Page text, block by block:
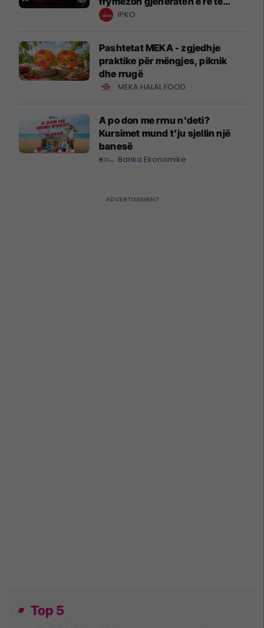
krijuesve
IPKO
Pashtetat MEKA - zgjedhje
praktike për mëngjes, piknik
dhe rrugë
MEKA HALAL FOOD
A po don me rrnu n’deti?
Kursimet mund t’ju sjellin një
banesë
Banka Ekonomike
Top 5